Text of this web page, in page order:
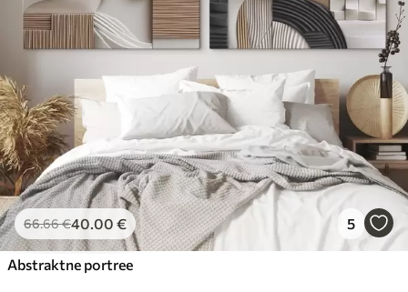
66.66€40.00 € 5
Abstraktne portree